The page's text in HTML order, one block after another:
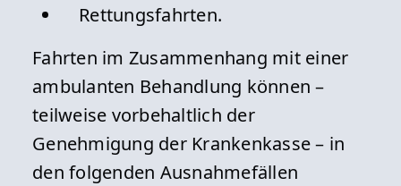
Rettungsfahrten.
Fahrten im Zusammenhang mit einer
ambulanten Behandlung können –
teilweise vorbehaltlich der
Genehmigung der Krankenkasse – in
den folgenden Ausnahmefällen